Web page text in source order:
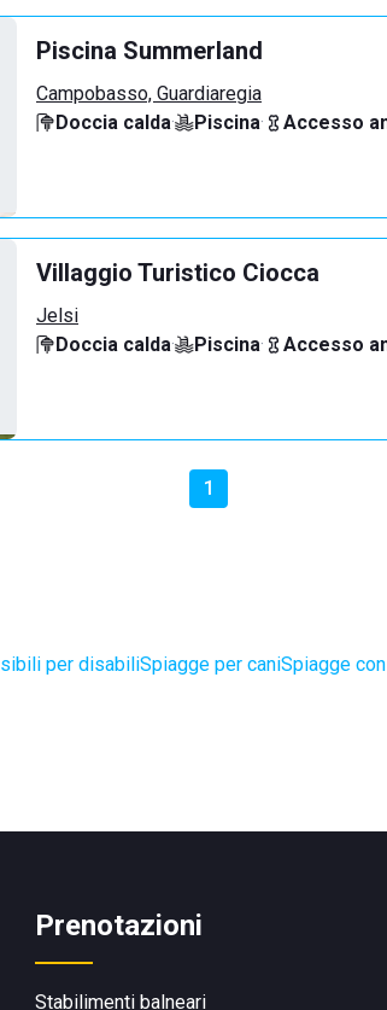
Piscina Summerland
Campobasso, Guardiaregia
Doccia calda· Piscina· Accesso
Villaggio Turistico Ciocca
Jelsi
Doccia calda· Piscina· Accesso
1
per disabiliSpiagge per caniSpiagge
Prenotazioni
Stabilimenti balneari